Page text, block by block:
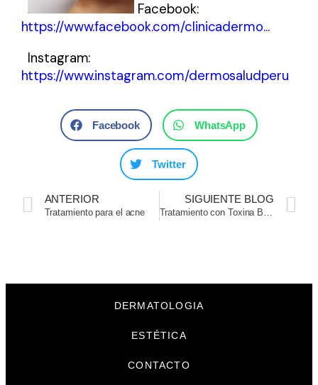
Facebook:
https://www.facebook.com/clinicadermo...
Instagram:
https://www.instagram.com/dermosaludperu
Facebook WhatsApp
Twitter
ANTERIOR
Tratamiento para el acne
SIGUIENTE BLOG
Tratamiento con Toxina Botulinica tipo A
DERMATOLOGIA
ESTÉTICA
CONTACTO